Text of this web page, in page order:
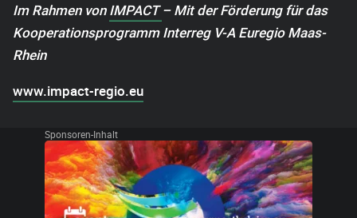
Im Rahmen vonIMPACT– Mit der Förderung für das
Kooperationsprogramm Interreg V-A Euregio Maas-
Rhein
www.impact-regio.eu
Sponsoren-Inhalt